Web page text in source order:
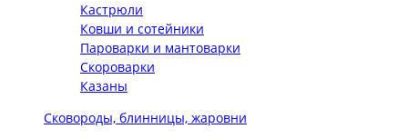
Кастрюли
Ковши и сотейники
Пароварки и мантоварки
Скороварки
Казаны
Сковороды, блинницы, жаровни